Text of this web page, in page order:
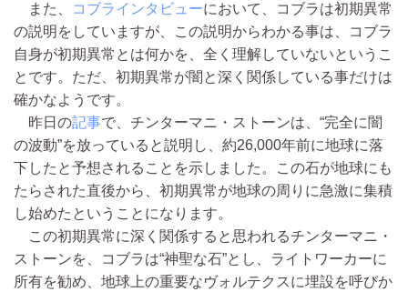
また、
コブラインタビューにおいて、コブラは初期異常
の説明をしていますが、この説明からわかる事は、コブラ
自身が初期異常とは何かを、全く理解していないというこ
とです。ただ、初期異常が闇と深く関係している事だけは
確かなようです。
昨日の記事で、チンターマニ・ストーンは、“完全に闇
の波動”を放っていると説明し、約26,000年前に地球に落
下したと予想されることを示しました。この石が地球にも
たらされた直後から、初期異常が地球の周りに急激に集積
し始めたということになります。
この初期異常に深く関係すると思われるチンターマニ・
ストーンを、コブラは“神聖な石”とし、ライトワーカーに
所有を勧め、地球上の重要なヴォルテクスに埋設を呼びか